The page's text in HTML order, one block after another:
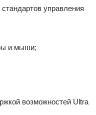
управления
и мыши;
возможностей Ultra